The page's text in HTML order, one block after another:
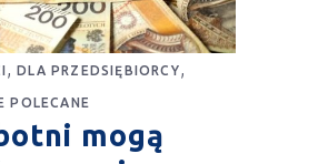
,DLA PRZEDSIĘBIORCY,
POLECANE
mogą